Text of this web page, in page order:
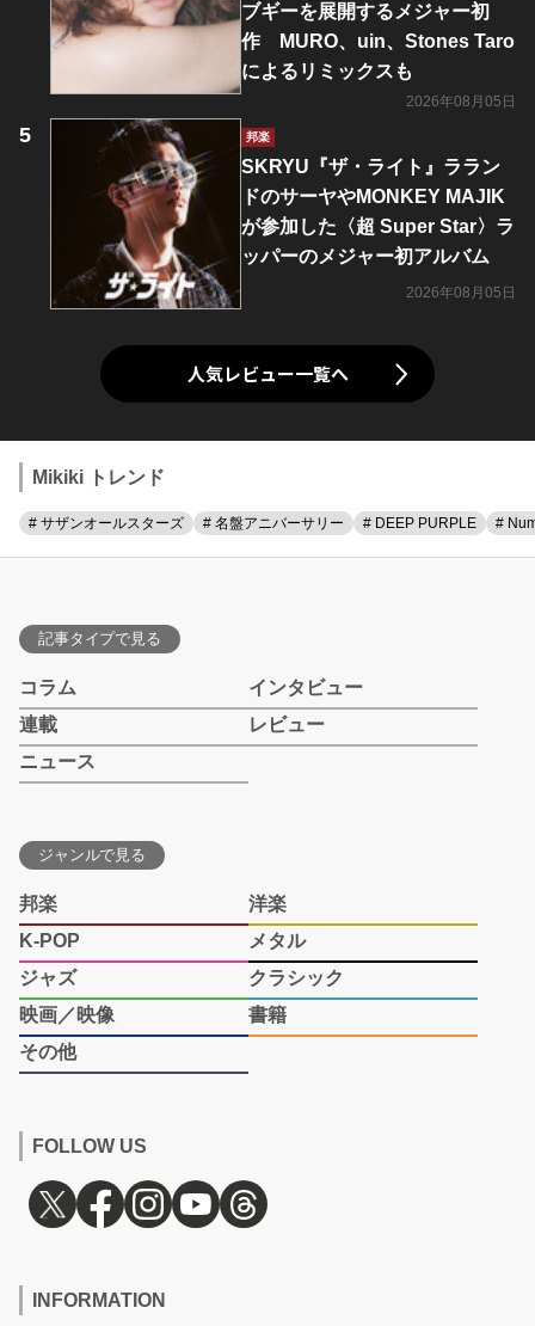
ブギーを展開するメジャー初
作 MURO、uin、Stones Taro
によるリミックスも
2026年08月05日
邦楽
SKRYU『ザ・ライト』ララン
ドのサーヤやMONKEY MAJIK
が参加した〈超 Super Star〉ラ
ッパーのメジャー初アルバム
2026年08月05日
人気レビュー一覧へ
Mikiki トレンド
# サザンオールスターズ # 名盤アニバーサリー # DEEP PURPLE #
記事タイプで見る
コラム
インタビュー
連載
レビュー
ニュース
ジャンルで見る
邦楽
洋楽
K-POP
メタル
ジャズ
クラシック
映画／映像
書籍
その他
FOLLOW US
INFORMATION